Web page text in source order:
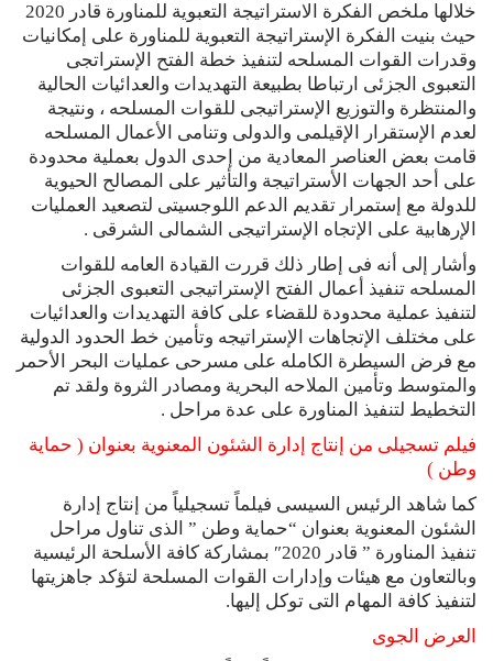
خلالها ملخص الفكرة الاستراتيجة التعبوية للمناورة قادر 2020
حيث بنيت الفكرة الإستراتيجة التعبوية للمناورة على إمكانيات
وقدرات القوات المسلحه لتنفيذ خطة الفتح الإستراتجى
التعبوى الجزئى ارتباطا بطبيعة التهديدات والعدائيات الحالية
والمنتظرة والتوزيع الإستراتيجى للقوات المسلحه ، ونتيجة
لعدم الإستقرار الإقيلمى والدولى وتنامى الأعمال المسلحه
قامت بعض العناصر المعادية من إحدى الدول بعملية محدودة
على أحد الجهات الأستراتيجة والتأثير على المصالح الحيوية
للدولة مع إستمرار تقديم الدعم اللوجسيتى لتصعيد العمليات
الإرهابية على الإتجاه الإستراتيجى الشمالى الشرقى .
وأشار إلى أنه فى إطار ذلك قررت القيادة العامه للقوات
المسلحه تنفيذ أعمال الفتح الإستراتيجى التعبوى الجزئى
لتنفيذ عملية محدودة للقضاء على كافة التهديدات والعدائيات
على مختلف الإتجاهات الإستراتيجه وتأمين خط الحدود الدولية
مع فرض السيطرة الكامله على مسرحى عمليات البحر الأحمر
والمتوسط وتأمين الملاحه البحرية ومصادر الثروة ولقد تم
التخطيط لتنفيذ المناورة على عدة مراحل .
فيلم تسجيلى من إنتاج إدارة الشئون المعنوية بعنوان ( حماية
وطن )
كما شاهد الرئيس السيسى فيلماً تسجيلياً من إنتاج إدارة
الشئون المعنوية بعنوان “حماية وطن ” الذى تناول مراحل
تنفيذ المناورة ” قادر 2020″ بمشاركة كافة الأسلحة الرئيسية
وبالتعاون مع هيئات وإدارات القوات المسلحة لتؤكد جاهزيتها
لتنفيذ كافة المهام التى توكل إليها.
العرض الجوى